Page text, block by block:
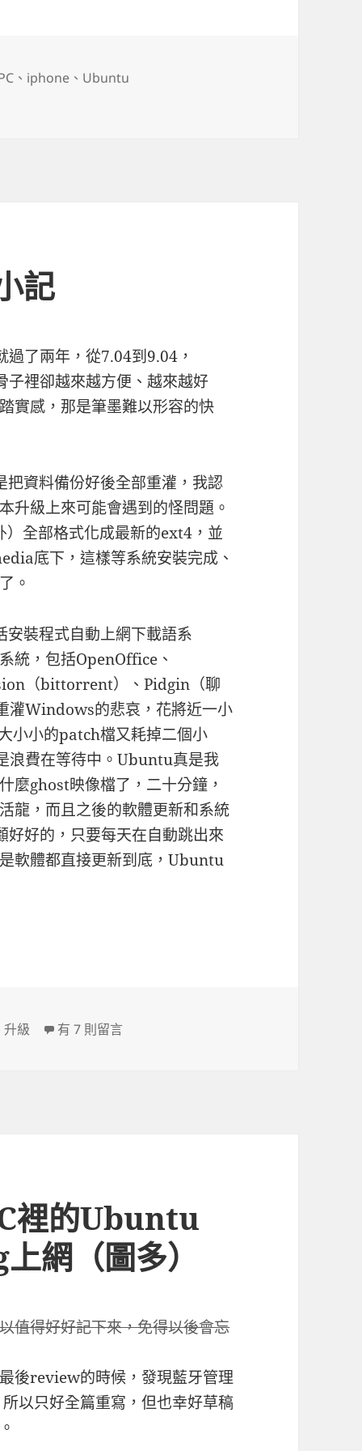
、 iphone 、 Ubuntu
記
了兩年，從7.04到9.04，
裡卻越來越方便、越來越好
實感，那是筆墨難以形容的快
資料備份好後全部重灌，我認
升級上來可能會遇到的怪問題。
全部格式化成最新的ext4，並
底下，這樣等系統安裝完成、
。
裝程式自動上網下載語系
統，包括OpenOffice、
（bittorrent）、Pidgin（聊
灌Windows的悲哀，花將近一小
小小的patch檔又耗掉二個小
浪費在等待中。Ubuntu真是我
麼ghost映像檔了，二十分鐘，
龍，而且之後的軟體更新和系統
好的，只要每天在自動跳出來
軟體都直接更新到底，Ubuntu
升級 在〈升級 Ubuntu 9.04 小記〉中
有 7 則留言
裡的Ubuntu
網（圖多）
值得好好記下來，免得以後會忘
後review的時候，發現藍牙管理
以只好全篇重寫，但也幸好草稿